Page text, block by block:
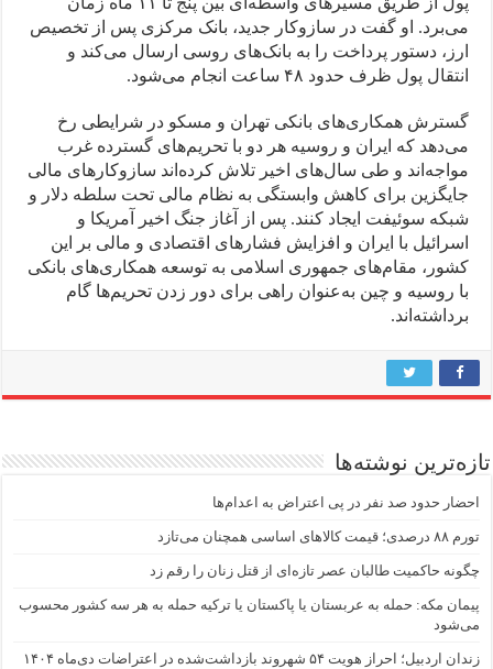
می‌برد. او گفت در سازوکار جدید، بانک مرکزی پس از تخصیص
ارز، دستور پرداخت را به بانک‌های روسی ارسال می‌کند و
انتقال پول ظرف حدود ۴۸ ساعت انجام می‌شود.
گسترش همکاری‌های بانکی تهران و مسکو در شرایطی رخ
می‌دهد که ایران و روسیه هر دو با تحریم‌های گسترده غرب
مواجه‌اند و طی سال‌های اخیر تلاش کرده‌اند سازوکارهای مالی
جایگزین برای کاهش وابستگی به نظام مالی تحت سلطه دلار و
شبکه سوئیفت ایجاد کنند. پس از آغاز جنگ اخیر آمریکا و
اسرائیل با ایران و افزایش فشارهای اقتصادی و مالی بر این
کشور، مقام‌های جمهوری اسلامی به توسعه همکاری‌های بانکی
با روسیه و چین به‌عنوان راهی برای دور زدن تحریم‌ها گام
برداشته‌اند.
تازه‌ترین نوشته‌ها
احضار حدود صد نفر در پی اعتراض به اعدام‌ها
تورم ۸۸ درصدی؛ قیمت کالاهای اساسی همچنان می‌تازد
چگونه حاکمیت طالبان عصر تازه‌ای از قتل زنان را رقم زد
پیمان مکه: حمله به عربستان یا پاکستان یا ترکیه حمله به هر سه کشور محسوب
می‌شود
زندان اردبیل؛ احراز هویت ۵۴ شهروند بازداشت‌شده در اعتراضات دی‌ماه ۱۴۰۴